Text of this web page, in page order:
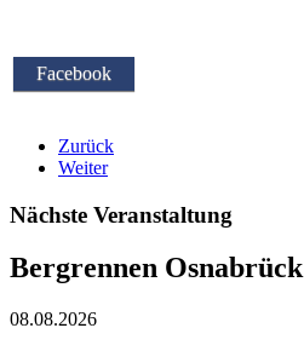
Facebook
Zurück
Weiter
Nächste Veranstaltung
Bergrennen Osnabrück
08.08.2026